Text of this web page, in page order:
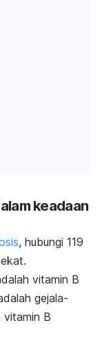
keadaan
, hubungi 119
vitamin B
gejala-
vitamin B